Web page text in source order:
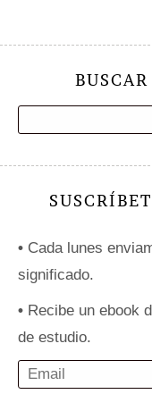
• Cada lunes
significado.
• Recibe un ebook
de estudio.